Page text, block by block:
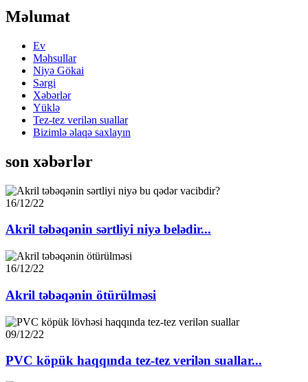
Məlumat
Ev
Məhsullar
Niyə Gökai
Sərgi
Xəbərlər
Yüklə
Tez-tez verilən suallar
Bizimlə əlaqə saxlayın
son xəbərlər
16/12/22
Akril təbəqənin sərtliyi niyə belədir...
16/12/22
Akril təbəqənin ötürülməsi
09/12/22
PVC köpük haqqında tez-tez verilən suallar...